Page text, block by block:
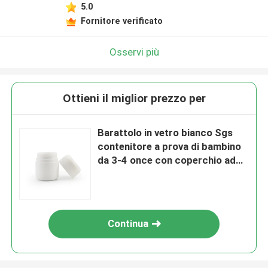
5.0
Fornitore verificato
Osservi più
Ottieni il miglior prezzo per
Barattolo in vetro bianco Sgs
contenitore a prova di bambino
da 3-4 once con coperchio ad
Continua